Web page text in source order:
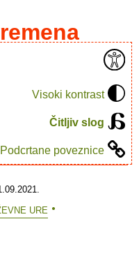
Visoki kontrast
Čitljiv slog
Podcrtane poveznice
knjiga.
URE